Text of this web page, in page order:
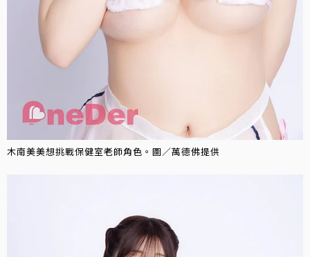
木南美美想挑戰保健室老師角色。圖／萬德佛提供